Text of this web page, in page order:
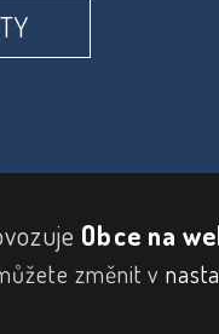
Obce na
změnit v